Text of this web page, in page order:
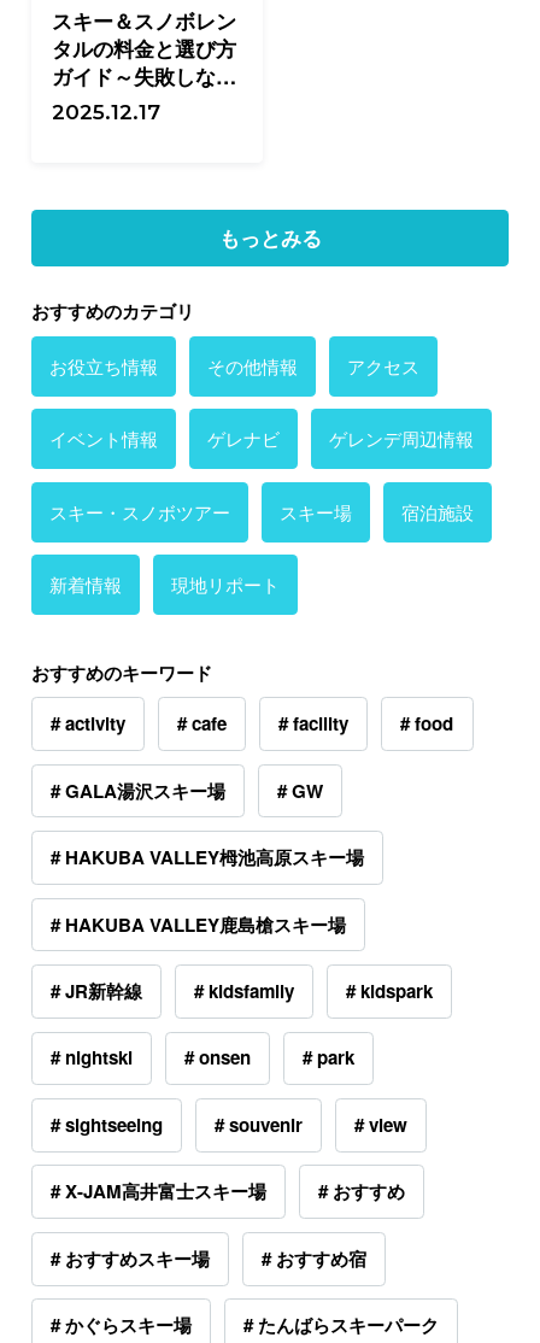
スキー＆スノボレン
タルの料金と選び方
ガイド～失敗しない
レンタル術とは～
2025.12.17
もっとみる
おすすめのカテゴリ
お役立ち情報 その他情報 アクセス
イベント情報 ゲレナビ ゲレンデ周辺情報
スキー・スノボツアー スキー場 宿泊施設
新着情報 現地リポート
おすすめのキーワード
# activity
# cafe # facility # food
# GALA湯沢スキー場 # GW
# HAKUBA VALLEY栂池高原スキー場
# HAKUBA VALLEY鹿島槍スキー場
# JR新幹線 # kidsfamily # kidspark
# nightski # onsen # park
# sightseeing # souvenir # view
# X-JAM高井富士スキー場 # おすすめ
# おすすめスキー場 # おすすめ宿
# かぐらスキー場 # たんばらスキーパーク